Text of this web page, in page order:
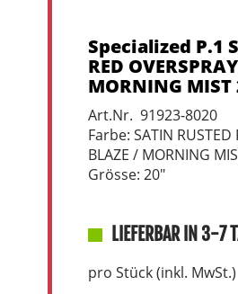
Specialized P.1
RED
MORNING MIST
Art.Nr. 91923-8020
Farbe: SATIN RUSTED
BLAZE / MORNING
Grösse: 20"
LIEFERBAR IN 3-7
pro Stück (inkl. MwSt.)